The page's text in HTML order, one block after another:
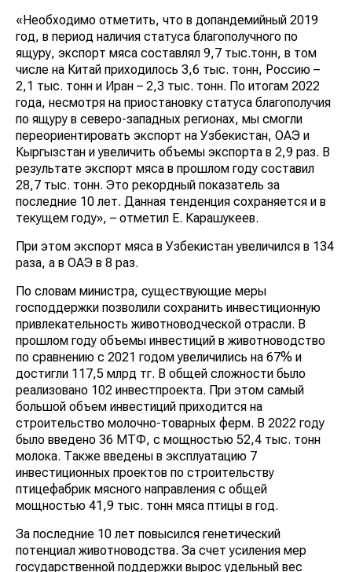
«Необходимо отметить, что в допандемийный 2019
год, в период наличия статуса благополучного по
ящуру, экспорт мяса составлял 9,7 тыс.тонн, в том
числе на Китай приходилось 3,6 тыс. тонн, Россию –
2,1 тыс. тонн и Иран – 2,3 тыс. тонн. По итогам 2022
года, несмотря на приостановку статуса благополучия
по ящуру в северо-западных регионах, мы смогли
переориентировать экспорт на Узбекистан, ОАЭ и
Кыргызстан и увеличить объемы экспорта в 2,9 раз. В
результате экспорт мяса в прошлом году составил
28,7 тыс. тонн. Это рекордный показатель за
последние 10 лет. Данная тенденция сохраняется и в
текущем году», – отметил Е. Карашукеев.
При этом экспорт мяса в Узбекистан увеличился в 134
раза, а в ОАЭ в 8 раз.
По словам министра, существующие меры
господдержки позволили сохранить инвестиционную
привлекательность животноводческой отрасли. В
прошлом году объемы инвестиций в животноводство
по сравнению с 2021 годом увеличились на 67% и
достигли 117,5 млрд тг. В общей сложности было
реализовано 102 инвестпроекта. При этом самый
большой объем инвестиций приходится на
строительство молочно-товарных ферм. В 2022 году
было введено 36 МТФ, с мощностью 52,4 тыс. тонн
молока. Также введены в эксплуатацию 7
инвестиционных проектов по строительству
птицефабрик мясного направления с общей
мощностью 41,9 тыс. тонн мяса птицы в год.
За последние 10 лет повысился генетический
потенциал животноводства. За счет усиления мер
государственной поддержки вырос удельный вес